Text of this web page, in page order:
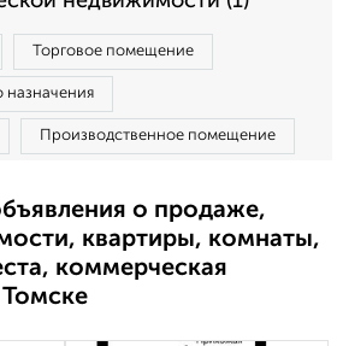
Торговое помещение
Производственное помещение
о продаже,
квартиры, комнаты,
коммерческая